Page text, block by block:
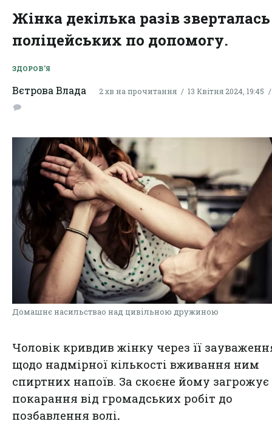
Жінка декілька разів
поліцейських по допомогу.
ЗДОРОВ'Я
Вєтрова Влада 2 хв на прочитання 13 Квітня 2024, 19:45
Домашнє насильствао над цивільною дружиною
Чоловік кривдив жінку через її
щодо надмірної кількості вживання ним
спиртних напоїв. За скоєне йому загрожує
покарання від громадських робіт до
позбавлення волі.